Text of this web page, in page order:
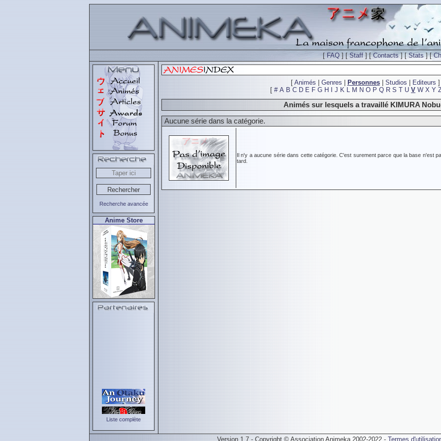
[FAQ ] [Staff ] [Contacts] [Stats] [
Recherche avancée
Anime Store
Liste complète
[ Animés Genres Personnes| Studios Editeurs ]
[ # A B C D E F G H J K L M N O P Q R S T U V W X Y
Animés sur lesquels a travaillé KIMURA
Aucune série dans la catégorie.
Il n'y a aucune série dans cette catégorie. C'est surement parce que la base n'est
tard.
Version 1.7 - Copyright © Association Animeka 2002-2022 - Termes